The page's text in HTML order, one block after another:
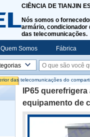
CIÊNCIA DE TIANJIN
Nós somos o
armário, condicionador
das telecomunicações.
Quem Somos Fábrica
das telecomunicações do
IP65
equipamento de